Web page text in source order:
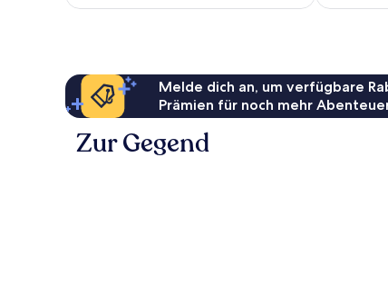
Melde dich an, um verfügbare
Prämien für noch mehr
Zur Gegend